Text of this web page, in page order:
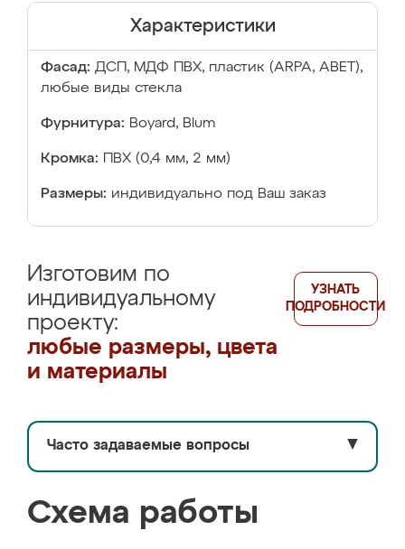
Характеристики
Фасад: ДСП, МДФ ПВХ, пластик (ARPA, ABET),
любые виды стекла
Фурнитура: Boyard, Blum
Кромка: ПВХ (0,4 мм, 2 мм)
Размеры: индивидуально под Ваш заказ
Изготовим по
индивидуальному
проекту:
любые размеры, цвета
и материалы
УЗНАТЬ
ПОДРОБНОСТИ
Часто задаваемые вопросы ▼
Схема работы